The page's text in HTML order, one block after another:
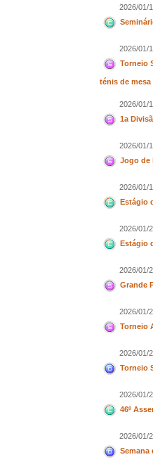
2026/01/
2026/01/
Torneio
ténis de mesa
2026/01/
1a
2026/01/
Jogo de
2026/01/
Estágio
2026/01/
Estágio
2026/01/
Grande
2026/01/
Torneio
2026/01/
Torneio
2026/01/
46º
2026/01/
Semana